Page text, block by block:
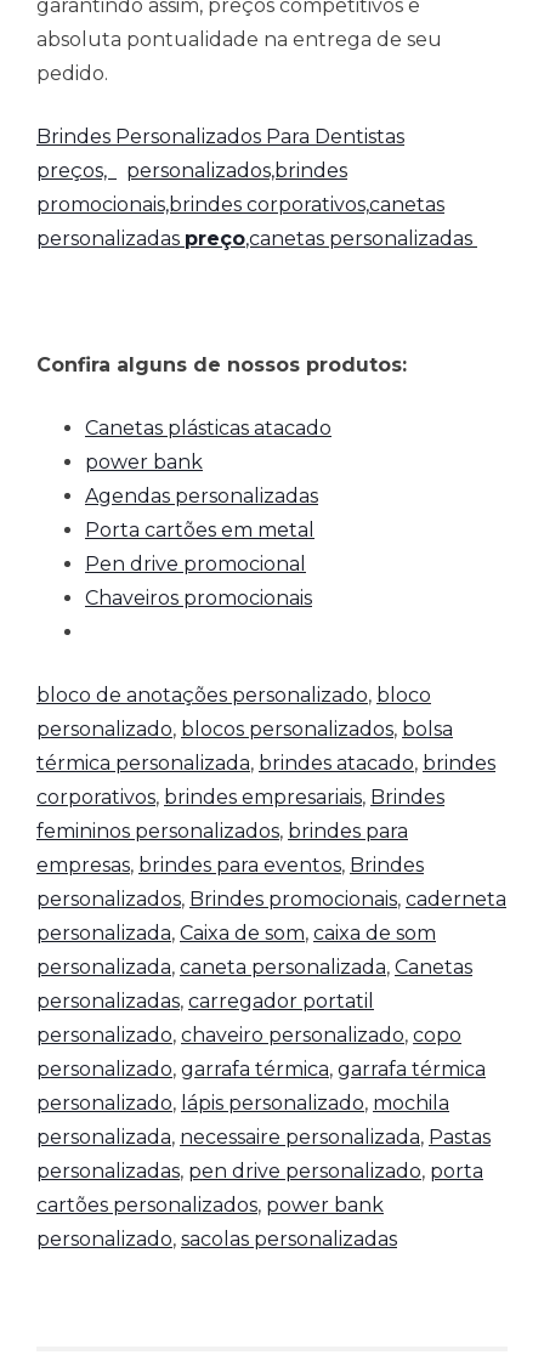
garantindo assim, preços competitivos e
absoluta pontualidade na entrega de seu
pedido.
Brindes Personalizados Para Dentistas
preços,
personalizados,brindes
promocionais,brindes corporativos,canetas
personalizadas preço,canetas personalizadas
Confira alguns de nossos produtos:
Canetas plásticas atacado
power bank
Agendas personalizadas
Porta cartões em metal
Pen drive promocional
Chaveiros promocionais
bloco de anotações personalizado, bloco
personalizado, blocos personalizados, bolsa
térmica personalizada, brindes atacado, brindes
corporativos, brindes empresariais, Brindes
femininos personalizados, brindes para
empresas, brindes para eventos, Brindes
personalizados, Brindes promocionais, caderneta
personalizada, Caixa de som, caixa de som
personalizada, caneta personalizada, Canetas
personalizadas, carregador portatil
personalizado, chaveiro personalizado, copo
personalizado, garrafa térmica, garrafa térmica
personalizado, lápis personalizado, mochila
personalizada, necessaire personalizada, Pastas
personalizadas, pen drive personalizado, porta
cartões personalizados, power bank
personalizado, sacolas personalizadas